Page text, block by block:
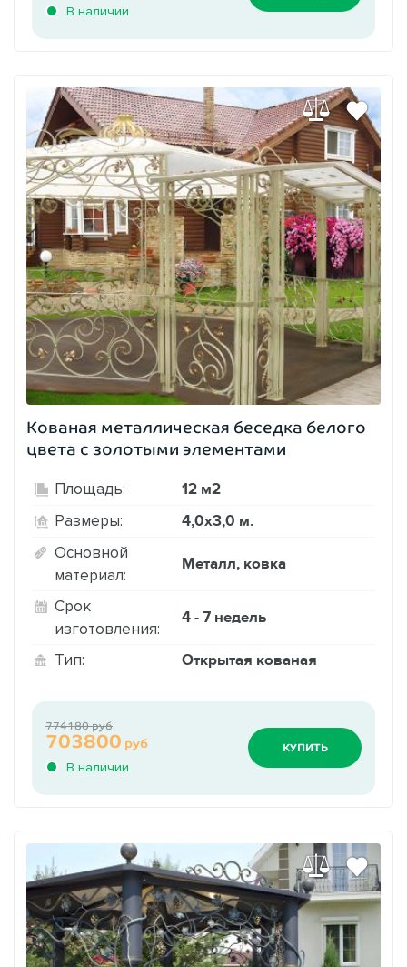
В наличии
Кованая металлическая беседка белого
цвета с золотыми элементами
Площадь: 12 м2
Размеры: 4,0х3,0 м.
Основной
материал:
Металл, ковка
Срок
изготовления:
4 - 7 недель
Тип: Открытая кованая
В наличии
703800 руб
774180 руб
КУПИТЬ